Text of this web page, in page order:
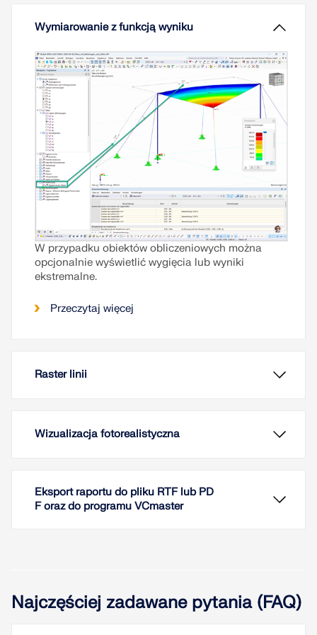
metody analizy stabilności w Klauzuli 8.4.3 lub,
nowością w standardzie 2019, metody stabilności
w analizie elastycznej zawartej w Załączniku O.
Przeczytaj więcej
Wymiarowanie z funkcją wyniku
W przypadku obiektów obliczeniowych można
opcjonalnie wyświetlić wygięcia lub wyniki
ekstremalne.
Przeczytaj więcej
Raster linii
Szybkie generowanie siatki linii w kartezjańskim
Wizualizacja fotorealistyczna
Eksport raportu do pliku RTF lub PD
F oraz do programu VCmaster
Najczęściej zadawane pytania (FAQ)